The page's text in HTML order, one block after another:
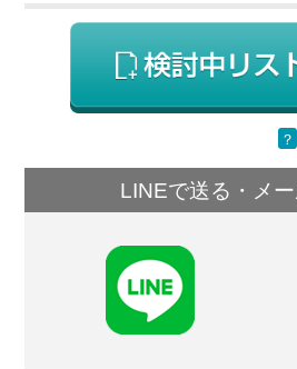
？
LINEで送る・メ